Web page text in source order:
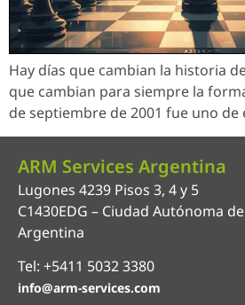
Hay días que cambian la historia
que cambian para siempre la
de septiembre de 2001 fue uno de
ARM Services Argentina
Lugones 4239 Pisos 3, 4 y 5
C1430EDG – Ciudad Autónoma
Argentina
Tel: +5411 5032 3380
info@arm-services.com